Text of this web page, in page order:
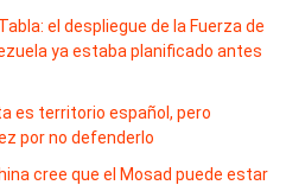
el despliegue de la Fuerza de
ya estaba planificado antes
es territorio español, pero
por no defenderlo
cree que el Mosad puede estar